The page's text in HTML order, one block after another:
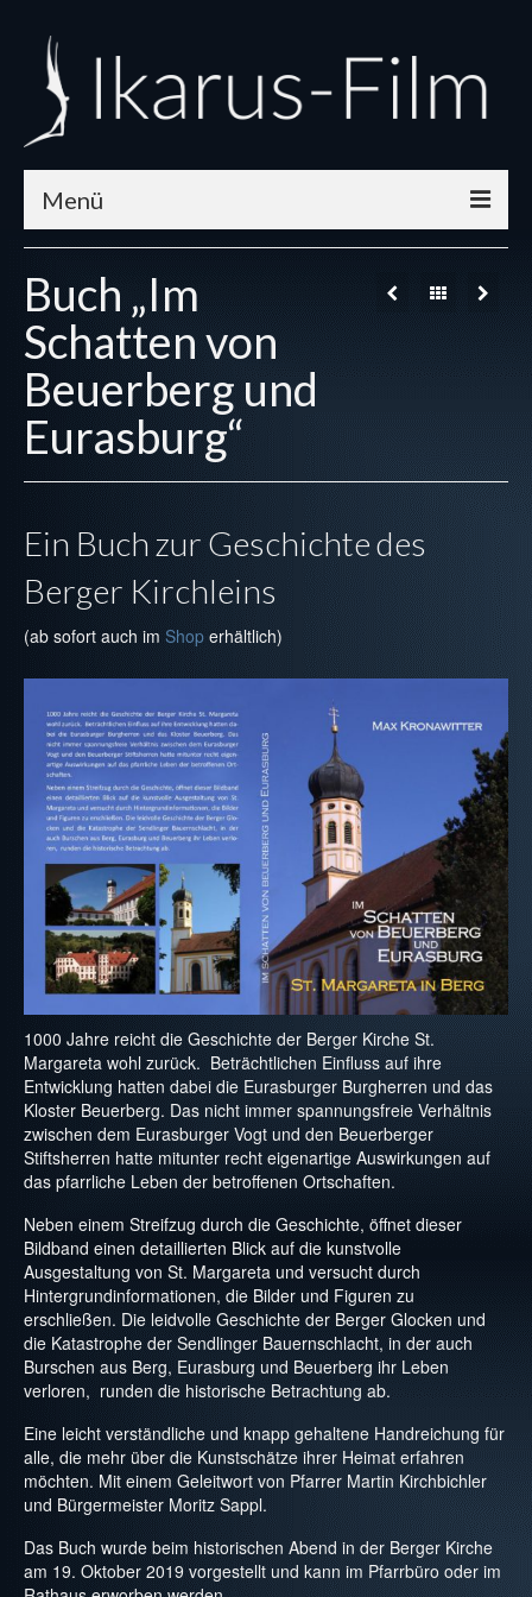
Menü
Aktuelles
Unsere Filme
Was wir bieten
Shop
Projekte
Buch „Im
Schatten von
Beuerberg und
Eurasburg“
Ein Buch zur Geschichte des
Berger Kirchleins
(ab sofort auch im Shop erhältlich)
1000 Jahre reicht die Geschichte der Berger Kirche St.
Margareta wohl zurück. Beträchtlichen Einfluss auf ihre
Entwicklung hatten dabei die Eurasburger Burgherren und das
Kloster Beuerberg. Das nicht immer spannungsfreie Verhältnis
zwischen dem Eurasburger Vogt und den Beuerberger
Stiftsherren hatte mitunter recht eigenartige Auswirkungen auf
das pfarrliche Leben der betroffenen Ortschaften.
Neben einem Streifzug durch die Geschichte, öffnet dieser
Bildband einen detaillierten Blick auf die kunstvolle
Ausgestaltung von St. Margareta und versucht durch
Hintergrundinformationen, die Bilder und Figuren zu
erschließen. Die leidvolle Geschichte der Berger Glocken und
die Katastrophe der Sendlinger Bauernschlacht, in der auch
Burschen aus Berg, Eurasburg und Beuerberg ihr Leben
verloren, runden die historische Betrachtung ab.
Eine leicht verständliche und knapp gehaltene Handreichung für
alle, die mehr über die Kunstschätze ihrer Heimat erfahren
möchten. Mit einem Geleitwort von Pfarrer Martin Kirchbichler
und Bürgermeister Moritz Sappl.
Das Buch wurde beim historischen Abend in der Berger Kirche
am 19. Oktober 2019 vorgestellt und kann im Pfarrbüro oder im